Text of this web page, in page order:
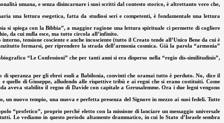
umana, e senza disincarnare i suoi scritti dal contesto storico, è altrettanto vero che,
una lettura esegetica, fatta da studiosi seri e competenti, è fondamentale una lettura
si spiega con la Bibbia”, a maggior ragione una lettura spirituale ci permette di cogliere
da cui nulla esce, ma tutto circola all’infinito.
tensione cosciente e anche incosciente (tutto il Creato tende all’Unico Bene da cui è
fermarsi, per riprendere la strada dell’armonia cosmica. Già la parola “armonia”
“Le Confessioni” che per tanti anni si era disperso nella “regio dis-similitudinis”,
speranza per gli ebrei esuli a Babilonia, convinti che oramai tutto è perduto. No, dice il
quello di Giuseppe, alludendo alle rispettive tribù e ai regni che si erano costituiti. Come
aveva stabilito il regno di Davide con capitale a Gerusalemme. Ora i due legni vengono
nuovo tempio, una nuova e perfetta presenza del Signore in mezzo ai suoi fedeli. Tutte
“profetico”, proprio perché eletto con la missione di lanciare un messaggio universale
Lo vediamo in questo periodo altamente drammatico, in cui lo Stato d’Israele sembra